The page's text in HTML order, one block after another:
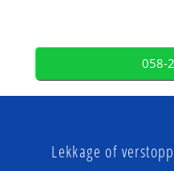
058-
Lekkage of